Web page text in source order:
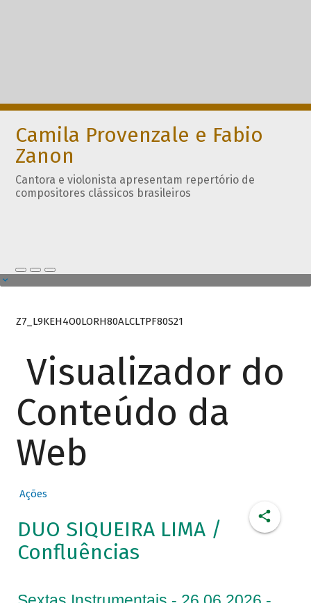
Camila Provenzale e Fabio
Zanon
Cantora e violonista apresentam repertório de
compositores clássicos brasileiros
Z7_L9KEH4O0LORH80ALCLTPF80S21
Visualizador do
Conteúdo da
Web
Ações
DUO SIQUEIRA LIMA /
Confluências